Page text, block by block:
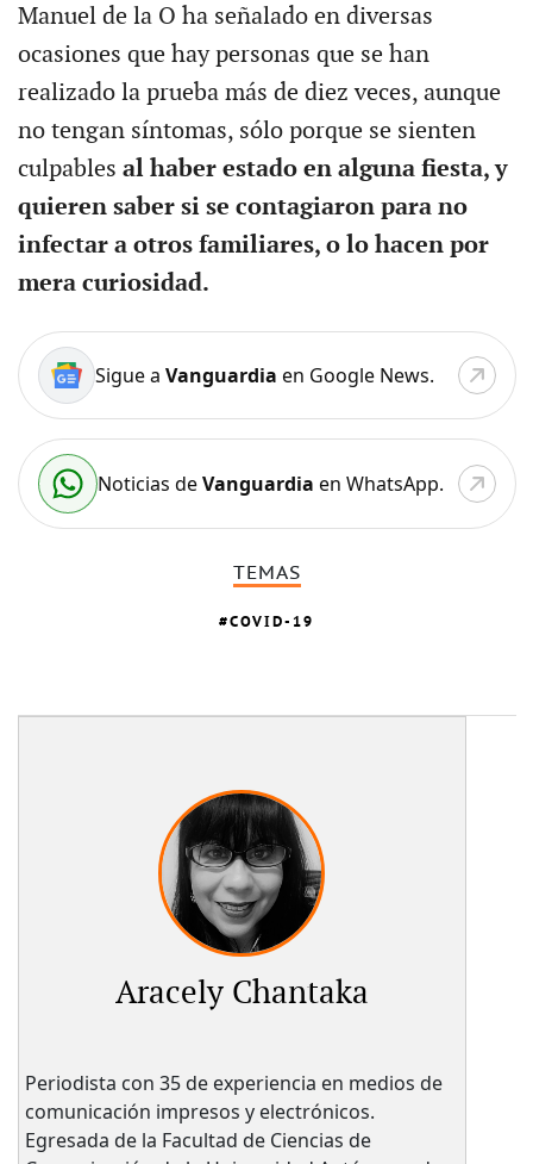
Manuel de la O ha señalado en diversas
ocasiones que hay personas que se han
realizado la prueba más de diez veces, aunque
no tengan síntomas, sólo porque se sienten
culpables al haber estado en alguna fiesta, y
quieren saber si se contagiaron para no
infectar a otros familiares, o lo hacen por
mera curiosidad.
Sigue a Vanguardia en Google News.
Noticias deVanguardia en WhatsApp.
TEMAS
COVID-19
Aracely Chantaka
Periodista con 35 de experiencia en medios de
comunicación impresos y electrónicos.
Egresada de la Facultad de Ciencias de